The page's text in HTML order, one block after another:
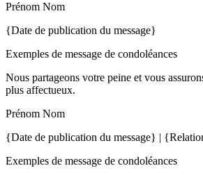
Prénom Nom
{Date de publication du message}
Exemples de message de condoléances
Nous partageons votre peine et vous
plus affectueux.
Prénom Nom
{Date de publication du message} |
Exemples de message de condoléances